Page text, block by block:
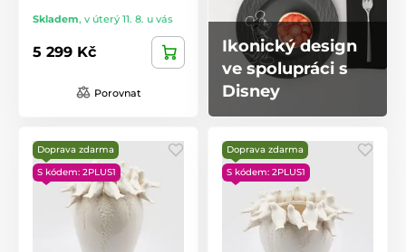
Skladem, v úterý 11. 8. u vás
5 299 Kč
Porovnat
Ikonický design
ve spolupráci s
Disney
Doprava zdarma
S kódem: 2PLUS1
Doprava zdarma
S kódem: 2PLUS1